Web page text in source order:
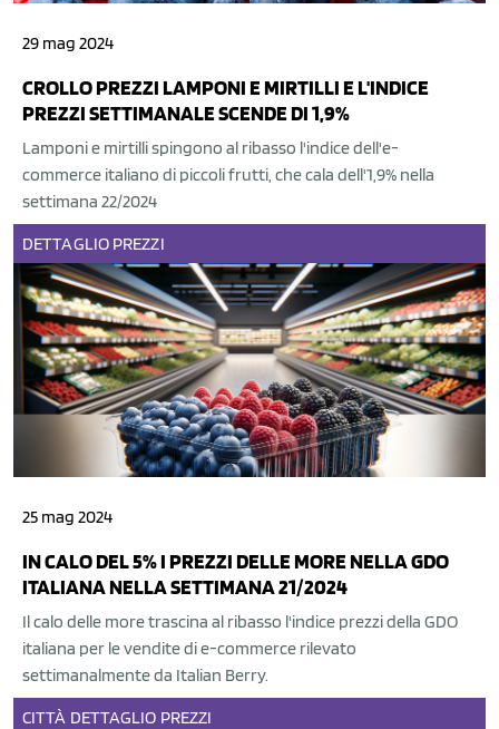
29 mag 2024
CROLLO PREZZI LAMPONI E MIRTILLI E L'INDICE
PREZZI SETTIMANALE SCENDE DI 1,9%
Lamponi e mirtilli spingono al ribasso l'indice dell'e-
commerce italiano di piccoli frutti, che cala dell'1,9% nella
settimana 22/2024
DETTAGLIO PREZZI
25 mag 2024
IN CALO DEL 5% I PREZZI DELLE MORE NELLA GDO
ITALIANA NELLA SETTIMANA 21/2024
Il calo delle more trascina al ribasso l'indice prezzi della GDO
italiana per le vendite di e-commerce rilevato
settimanalmente da Italian Berry.
CITTÀ DETTAGLIO PREZZI